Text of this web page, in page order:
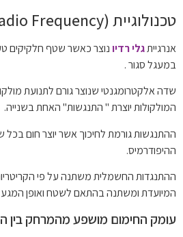
טכנולוגיית RF (Radio Frequency)
אנרגייתגלי רדיונוצרכאשר שטף חלקיקים
במעגל סגור .
שדה אלקטרומגנטי שנוצר גורם לתנועת
המולקולות יוצרת " התנגשות" האחת בשנייה.
ההתנגשות גורמת לחיכוך אשר יוצר חום
ההיפודרמיס.
ההתנגדות החשמלית משתנה על פי
המיועדת ומשתנה בהתאם לשטח ואופן
עומק החימום מושפע מהמרחק בין